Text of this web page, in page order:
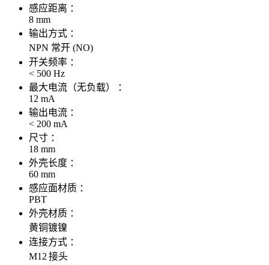
感应距离 ：
8 mm
输出方式 ：
NPN 常开 (NO)
开关频率 ：
< 500 Hz
最大电流（无负载） ：
12 mA
输出电流 ：
< 200 mA
尺寸 ：
18 mm
外壳长度 ：
60 mm
感应面材质 ：
PBT
外壳材质 ：
黄铜镀镍
连接方式 ：
M12 接头